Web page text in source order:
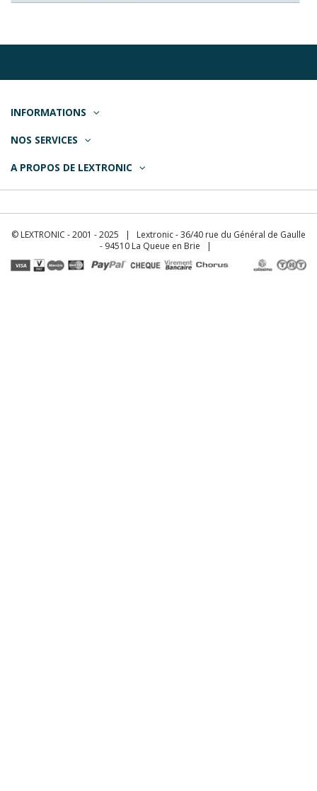
INFORMATIONS
NOS SERVICES
A PROPOS DE LEXTRONIC
© LEXTRONIC - 2001 - 2025 | Lextronic - 36/40 rue du Général de Gaulle
- 94510 La Queue en Brie |